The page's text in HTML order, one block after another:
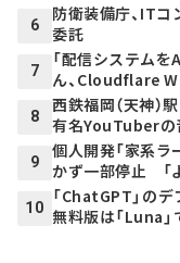
6
防衛装備庁、ITコ
委託
7
「配信システム
ん、Cloudflare
8
西鉄福岡（天神
有名YouTuberの
9
個人開発「家系
かず一部停止 「
10
「ChatGPT」の
無料版は「Luna